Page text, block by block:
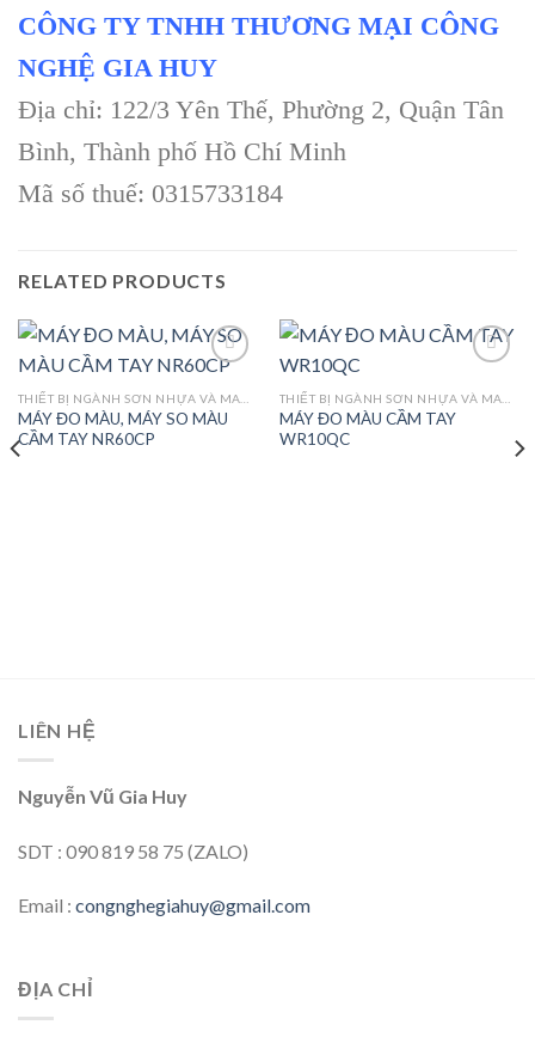
CÔNG TY TNHH THƯƠNG MẠI CÔNG
NGHỆ GIA HUY
Địa chỉ: 122/3 Yên Thế, Phường 2, Quận Tân
Bình, Thành phố Hồ Chí Minh
Mã số thuế: 0315733184
RELATED PRODUCTS
Add to
THIẾT BỊ NGÀNH SƠN NHỰA VÀ MAY MẶC
MÁY ĐO MÀU, MÁY SO MÀU
CẦM TAY NR60CP
THIẾT BỊ NGÀNH SƠN NHỰA VÀ MAY MẶC
MÁY ĐO MÀU CẦM TAY
WR10QC
LIÊN HỆ
Nguyễn Vũ Gia Huy
SDT : 090 819 58 75 (ZALO)
Email : congnghegiahuy@gmail.com
ĐỊA CHỈ